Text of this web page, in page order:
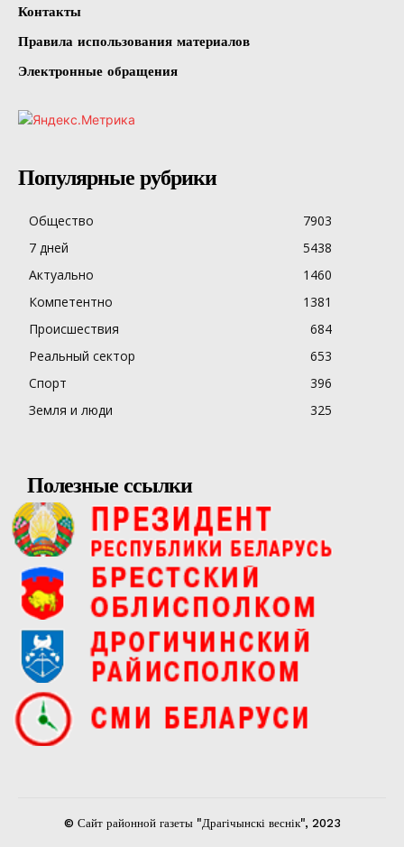
Контакты
Правила использования материалов
Электронные обращения
Популярные рубрики
Общество
7903
7 дней
5438
Актуально
1460
Компетентно
1381
Происшествия
684
Реальный сектор
653
Спорт
396
Земля и люди
325
Полезные ссылки
© Сайт районной газеты "Драгічынскі веснік", 2023